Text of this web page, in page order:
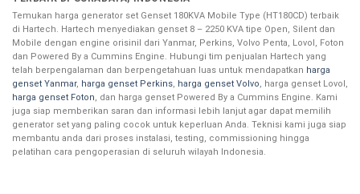
Temukan harga generator set Genset 180KVA Mobile Type (HT180CD) terbaik
di Hartech. Hartech menyediakan genset 8 – 2250 KVA tipe Open, Silent dan
Mobile dengan engine orisinil dari Yanmar, Perkins, Volvo Penta, Lovol, Foton
dan Powered By a Cummins Engine. Hubungi tim penjualan Hartech yang
telah berpengalaman dan berpengetahuan luas untuk mendapatkan harga
genset Yanmar, harga genset Perkins, harga genset Volvo, harga genset Lovol,
harga genset Foton, dan harga genset Powered By a Cummins Engine. Kami
juga siap memberikan saran dan informasi lebih lanjut agar dapat memilih
generator set yang paling cocok untuk keperluan Anda. Teknisi kami juga siap
membantu anda dari proses instalasi, testing, commissioning hingga
pelatihan cara pengoperasian di seluruh wilayah Indonesia.